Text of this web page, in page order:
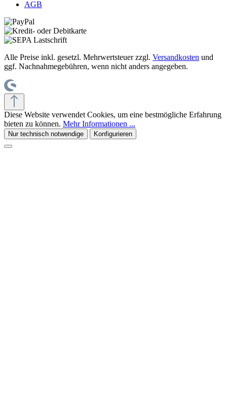
AGB
Alle Preise inkl. gesetzl. Mehrwertsteuer zzgl. Versandkosten und
ggf. Nachnahmegebühren, wenn nicht anders angegeben.
Diese Website verwendet Cookies, um eine bestmögliche Erfahrung
bieten zu können. Mehr Informationen ...
Nur technisch notwendige Konfigurieren